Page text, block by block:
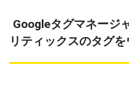
Googleタグマネージ
リティックスのタグ